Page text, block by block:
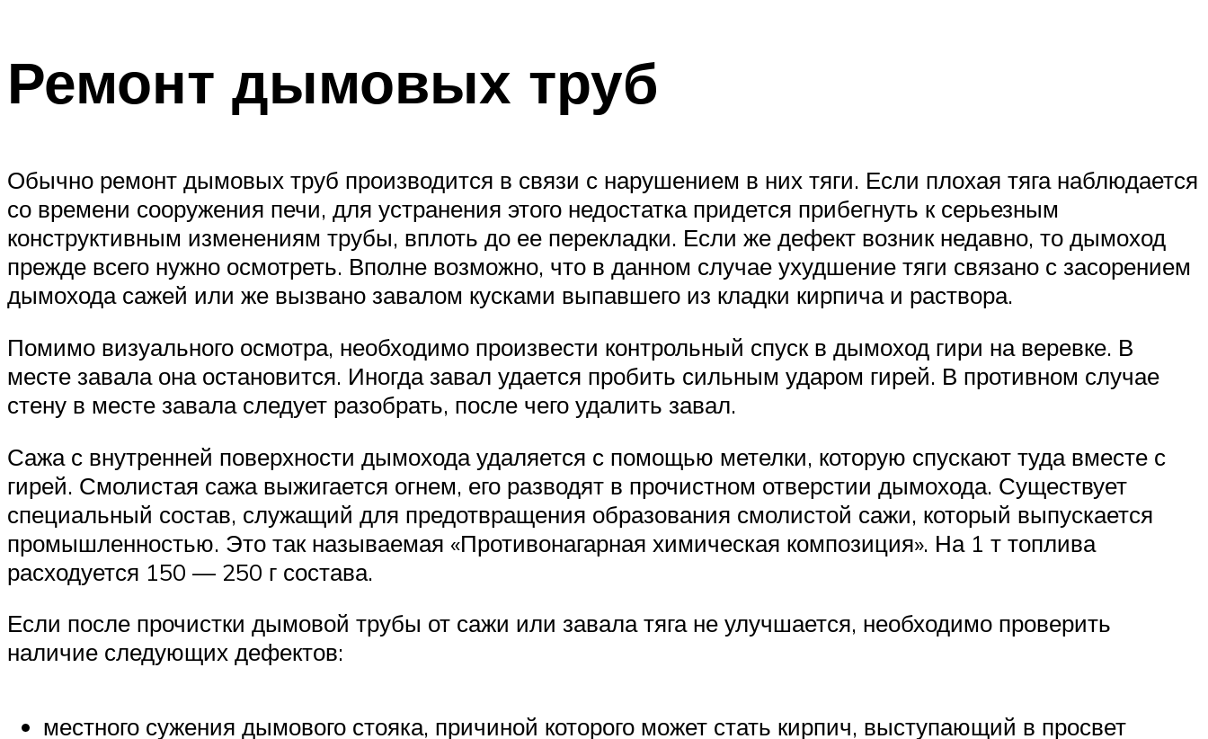
Ремонт дымовых труб
Обычно ремонт дымовых труб производится в связи с нарушением в них тяги. Если плохая тяга наблюдается
со времени сооружения печи, для устранения этого недостатка придется прибегнуть к серьезным
конструктивным изменениям трубы, вплоть до ее перекладки. Если же дефект возник недавно, то дымоход
прежде всего нужно осмотреть. Вполне возможно, что в данном случае ухудшение тяги связано с засорением
дымохода сажей или же вызвано завалом кусками выпавшего из кладки кирпича и раствора.
Помимо визуального осмотра, необходимо произвести контрольный спуск в дымоход гири на веревке. В
месте завала она остановится. Иногда завал удается пробить сильным ударом гирей. В противном случае
стену в месте завала следует разобрать, после чего удалить завал.
Сажа с внутренней поверхности дымохода удаляется с помощью метелки, которую спускают туда вместе с
гирей. Смолистая сажа выжигается огнем, его разводят в прочистном отверстии дымохода. Существует
специальный состав, служащий для предотвращения образования смолистой сажи, который выпускается
промышленностью. Это так называемая «Противонагарная химическая композиция». На 1 т топлива
расходуется 150 — 250 г состава.
Если после прочистки дымовой трубы от сажи или завала тяга не улучшается, необходимо проверить
наличие следующих дефектов:
местного сужения дымового стояка, причиной которого может стать кирпич, выступающий в просвет